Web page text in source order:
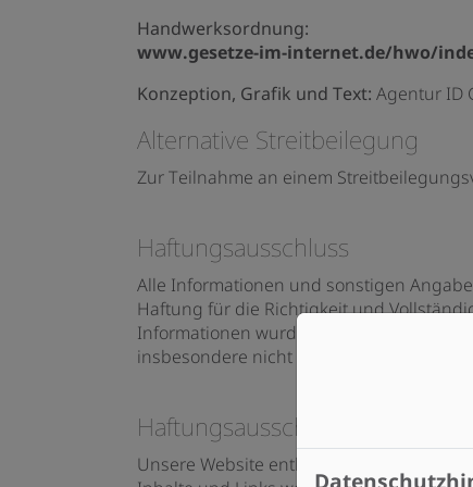
Handwerksordnung:
www.gesetze-im-internet.de/hwo/
Konzeption, Grafik und Text: Agentur ID
Alternative Streitbeilegung
Zur Teilnahme an einem
Haftungsausschluss
Alle Informationen und sonstigen
Haftung für die Richtigkeit und
Informationen wurden nach bestem
insbesondere nicht für unmittelbare oder
Haftungsausschluss für
Unsere Website enthält Inhalte von